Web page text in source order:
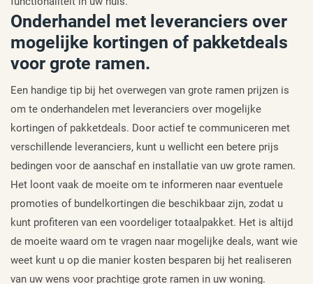
Onderhandel met leveranciers over
mogelijke kortingen of pakketdeals
voor grote ramen.
Een handige tip bij het overwegen van grote ramen prijzen is
om te onderhandelen met leveranciers over mogelijke
kortingen of pakketdeals. Door actief te communiceren met
verschillende leveranciers, kunt u wellicht een betere prijs
bedingen voor de aanschaf en installatie van uw grote ramen.
Het loont vaak de moeite om te informeren naar eventuele
promoties of bundelkortingen die beschikbaar zijn, zodat u
kunt profiteren van een voordeliger totaalpakket. Het is altijd
de moeite waard om te vragen naar mogelijke deals, want wie
weet kunt u op die manier kosten besparen bij het realiseren
van uw wens voor prachtige grote ramen in uw woning.